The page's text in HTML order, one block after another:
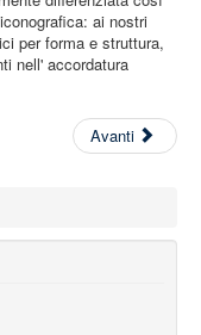
ai nostri
per forma e struttura,
nell' accordatura
Avanti